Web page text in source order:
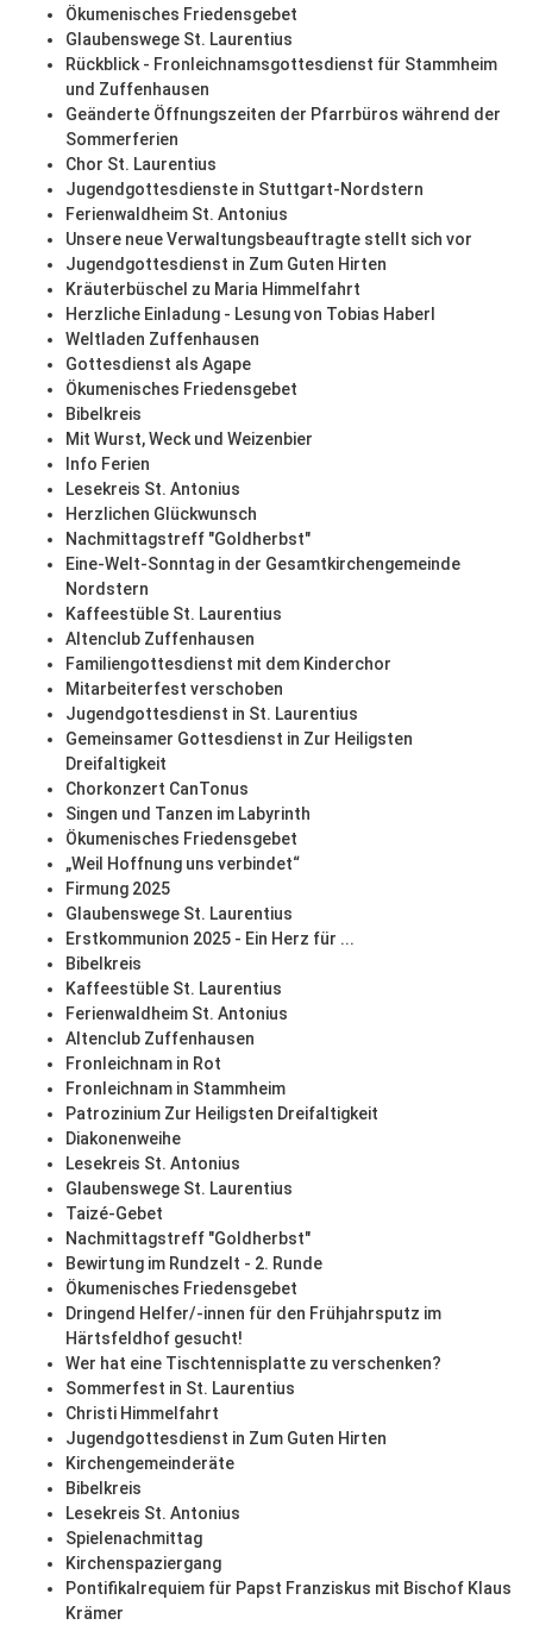
Ökumenisches Friedensgebet
Glaubenswege St. Laurentius
Rückblick - Fronleichnamsgottesdienst für Stammheim
und Zuffenhausen
Geänderte Öffnungszeiten der Pfarrbüros während der
Sommerferien
Chor St. Laurentius
Jugendgottesdienste in Stuttgart-Nordstern
Ferienwaldheim St. Antonius
Unsere neue Verwaltungsbeauftragte stellt sich vor
Jugendgottesdienst in Zum Guten Hirten
Kräuterbüschel zu Maria Himmelfahrt
Herzliche Einladung - Lesung von Tobias Haberl
Weltladen Zuffenhausen
Gottesdienst als Agape
Ökumenisches Friedensgebet
Bibelkreis
Mit Wurst, Weck und Weizenbier
Info Ferien
Lesekreis St. Antonius
Herzlichen Glückwunsch
Nachmittagstreff "Goldherbst"
Eine-Welt-Sonntag in der Gesamtkirchengemeinde
Nordstern
Kaffeestüble St. Laurentius
Altenclub Zuffenhausen
Familiengottesdienst mit dem Kinderchor
Mitarbeiterfest verschoben
Jugendgottesdienst in St. Laurentius
Gemeinsamer Gottesdienst in Zur Heiligsten
Dreifaltigkeit
Chorkonzert CanTonus
Singen und Tanzen im Labyrinth
Ökumenisches Friedensgebet
„Weil Hoffnung uns verbindet“
Firmung 2025
Glaubenswege St. Laurentius
Erstkommunion 2025 - Ein Herz für ...
Bibelkreis
Kaffeestüble St. Laurentius
Ferienwaldheim St. Antonius
Altenclub Zuffenhausen
Fronleichnam in Rot
Fronleichnam in Stammheim
Patrozinium Zur Heiligsten Dreifaltigkeit
Diakonenweihe
Lesekreis St. Antonius
Glaubenswege St. Laurentius
Taizé-Gebet
Nachmittagstreff "Goldherbst"
Bewirtung im Rundzelt - 2. Runde
Ökumenisches Friedensgebet
Dringend Helfer/-innen für den Frühjahrsputz im
Härtsfeldhof gesucht!
Wer hat eine Tischtennisplatte zu verschenken?
Sommerfest in St. Laurentius
Christi Himmelfahrt
Jugendgottesdienst in Zum Guten Hirten
Kirchengemeinderäte
Bibelkreis
Lesekreis St. Antonius
Spielenachmittag
Kirchenspaziergang
Pontifikalrequiem für Papst Franziskus mit Bischof Klaus
Krämer